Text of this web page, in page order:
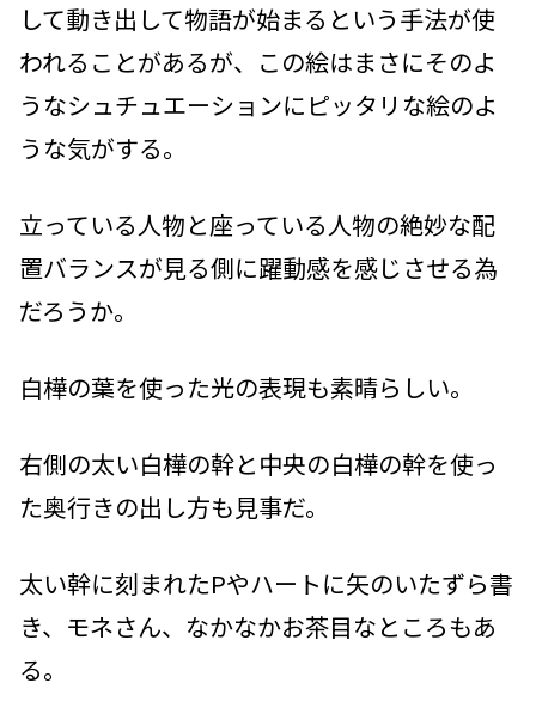
して動き出して物語が始まるという手法が使
われることがあるが、この絵はまさにそのよ
うなシュチュエーションにピッタリな絵のよ
うな気がする。
立っている人物と座っている人物の絶妙な配
置バランスが見る側に躍動感を感じさせる為
だろうか。
白樺の葉を使った光の表現も素晴らしい。
右側の太い白樺の幹と中央の白樺の幹を使っ
た奥行きの出し方も見事だ。
太い幹に刻まれたPやハートに矢のいたずら書
き、モネさん、なかなかお茶目なところもあ
る。